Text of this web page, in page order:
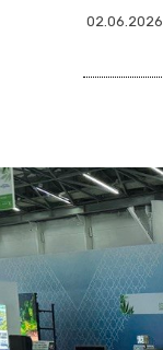
02.06.2026